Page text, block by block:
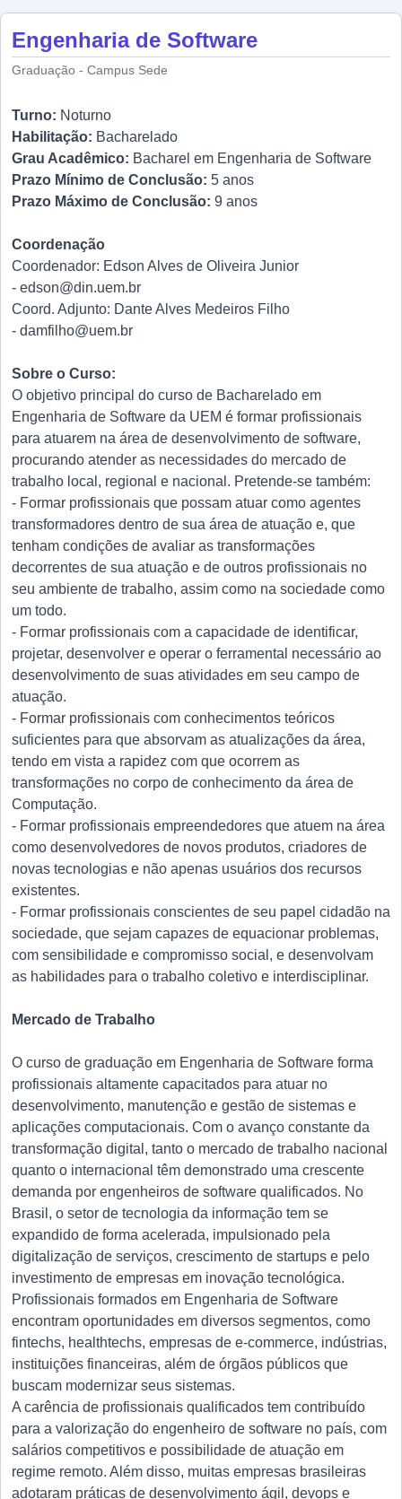
Engenharia de Software
Graduação - Campus Sede
Turno: Noturno
Habilitação: Bacharelado
Grau Acadêmico: Bacharel em Engenharia de Software
Prazo Mínimo de Conclusão: 5 anos
Prazo Máximo de Conclusão: 9 anos
Coordenação
Coordenador: Edson Alves de Oliveira Junior
- edson@din.uem.br
Coord. Adjunto: Dante Alves Medeiros Filho
- damfilho@uem.br
Sobre o Curso:
O objetivo principal do curso de Bacharelado em
Engenharia de Software da UEM é formar profissionais
para atuarem na área de desenvolvimento de software,
procurando atender as necessidades do mercado de
trabalho local, regional e nacional. Pretende-se também:
- Formar profissionais que possam atuar como agentes
transformadores dentro de sua área de atuação e, que
tenham condições de avaliar as transformações
decorrentes de sua atuação e de outros profissionais no
seu ambiente de trabalho, assim como na sociedade como
um todo.
- Formar profissionais com a capacidade de identificar,
projetar, desenvolver e operar o ferramental necessário ao
desenvolvimento de suas atividades em seu campo de
atuação.
- Formar profissionais com conhecimentos teóricos
suficientes para que absorvam as atualizações da área,
tendo em vista a rapidez com que ocorrem as
transformações no corpo de conhecimento da área de
Computação.
- Formar profissionais empreendedores que atuem na área
como desenvolvedores de novos produtos, criadores de
novas tecnologias e não apenas usuários dos recursos
existentes.
- Formar profissionais conscientes de seu papel cidadão na
sociedade, que sejam capazes de equacionar problemas,
com sensibilidade e compromisso social, e desenvolvam
as habilidades para o trabalho coletivo e interdisciplinar.
Mercado de Trabalho
O curso de graduação em Engenharia de Software forma
profissionais altamente capacitados para atuar no
desenvolvimento, manutenção e gestão de sistemas e
aplicações computacionais. Com o avanço constante da
transformação digital, tanto o mercado de trabalho nacional
quanto o internacional têm demonstrado uma crescente
demanda por engenheiros de software qualificados. No
Brasil, o setor de tecnologia da informação tem se
expandido de forma acelerada, impulsionado pela
digitalização de serviços, crescimento de startups e pelo
investimento de empresas em inovação tecnológica.
Profissionais formados em Engenharia de Software
encontram oportunidades em diversos segmentos, como
fintechs, healthtechs, empresas de e-commerce, indústrias,
instituições financeiras, além de órgãos públicos que
buscam modernizar seus sistemas.
A carência de profissionais qualificados tem contribuído
para a valorização do engenheiro de software no país, com
salários competitivos e possibilidade de atuação em
regime remoto. Além disso, muitas empresas brasileiras
adotaram práticas de desenvolvimento ágil, devops e